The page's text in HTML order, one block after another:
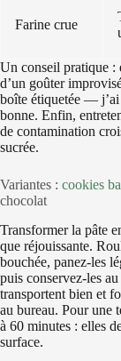
Farine crue
Un conseil pratique :
d’un goûter
boîte étiquetée — j’ai
bonne. Enfin,
de contamination
sucrée.
Variantes : cookies
chocolat
Transformer la pâte
que réjouissante.
bouchée, panez-les
puis conservez-les
transportent bien et
au bureau. Pour une
à 60 minutes : elles
surface.